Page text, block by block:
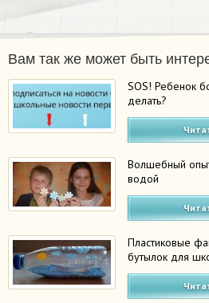
Вам так же может быть
SOS! Ребенок
делать?
Волшебный
водой
Пластиковые
бутылок для